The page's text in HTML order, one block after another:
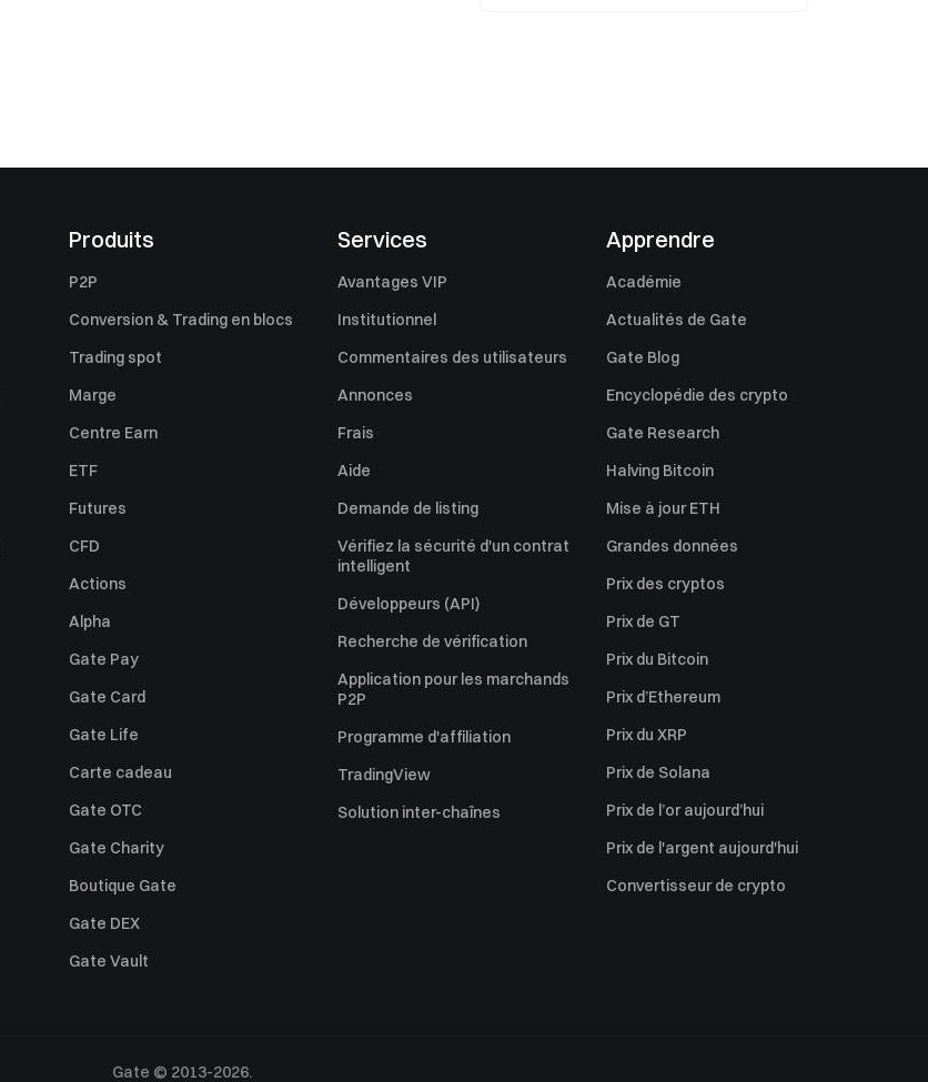
Produits
P2P
Conversion & Trading en blocs
Trading spot
Marge
Centre Earn
ETF
Futures
CFD
Actions
Alpha
Gate Pay
Gate Card
Gate Life
Carte cadeau
Gate OTC
Gate Charity
Boutique Gate
Gate DEX
Gate Vault
Services
Avantages VIP
Institutionnel
Commentaires des utilisateurs
Annonces
Frais
Aide
Demande de listing
Vérifiez la sécurité d'un contrat
intelligent
Développeurs (API)
Recherche de vérification
Application pour les marchands
P2P
Programme d'affiliation
TradingView
Solution inter-chaînes
Apprendre
Académie
Actualités de Gate
Gate Blog
Encyclopédie des crypto
Gate Research
Halving Bitcoin
Mise à jour ETH
Grandes données
Prix des cryptos
Prix de GT
Prix du Bitcoin
Prix d’Ethereum
Prix du XRP
Prix de Solana
Prix de l’or aujourd’hui
Prix de l'argent aujourd'hui
Convertisseur de crypto
Gate © 2013-2026.